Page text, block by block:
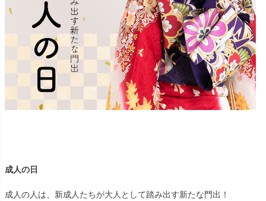
成人の日
成人の人は、新成人たちが大人として踏み出す新たな門出！